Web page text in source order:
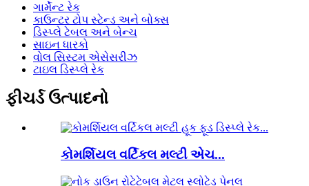
ગાર્મેન્ટ રેક
કાઉન્ટર ટોપ સ્ટેન્ડ અને બોક્સ
ડિસ્પ્લે ટેબલ અને બેન્ચ
સાઇન ધારકો
વોલ સિસ્ટમ એસેસરીઝ
ટાઇલ ડિસ્પ્લે રેક
ફીચર્ડ ઉત્પાદનો
કોમર્શિયલ વર્ટિકલ મલ્ટી એચ...